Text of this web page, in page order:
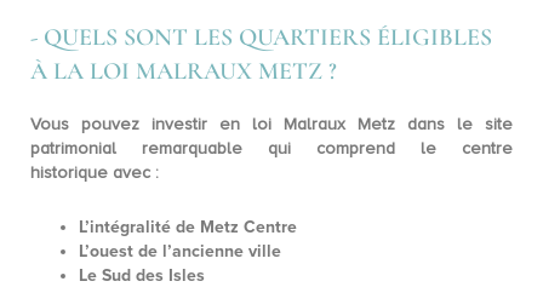
- QUELS SONT LES QUARTIERS ÉLIGIBLES
À LA LOI MALRAUX METZ ?
Vous pouvez investir en loi Malraux Metz dans le site
patrimonial remarquable qui comprend le centre
historique avec :
L’intégralité de Metz Centre
L’ouest de l’ancienne ville
Le Sud des Isles